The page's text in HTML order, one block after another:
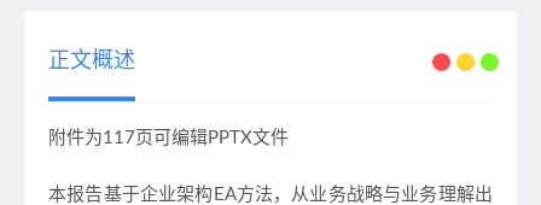
正文概述
附件为117页可编辑PPTX文件
本报告基于企业架构EA方法，从业务战略与业务理解出